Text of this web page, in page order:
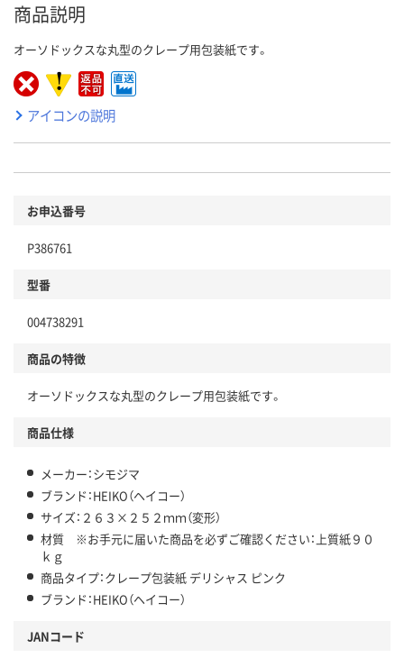
商品説明
オーソドックスな丸型のクレープ用包装紙です。
アイコンの説明
お申込番号
P386761
型番
004738291
商品の特徴
オーソドックスな丸型のクレープ用包装紙です。
商品仕様
メーカー：シモジマ
ブランド：HEIKO（ヘイコー）
サイズ：２６３×２５２ｍｍ（変形）
材質 ※お手元に届いた商品を必ずご確認ください：上質紙９０
ｋｇ
商品タイプ：クレープ包装紙 デリシャス ピンク
ブランド：HEIKO（ヘイコー）
JANコード